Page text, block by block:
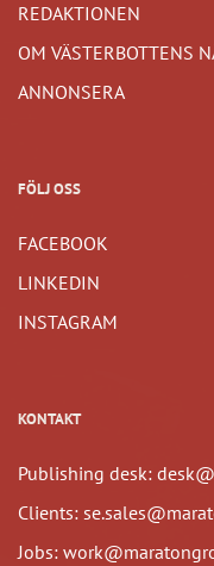
REDAKTIONEN
OM VÄSTERBOTTENS
ANNONSERA
FÖLJ OSS
FACEBOOK
LINKEDIN
INSTAGRAM
KONTAKT
Publishing desk:
Clients:
Jobs: